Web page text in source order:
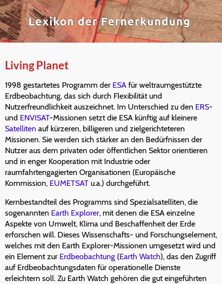
Living Planet
1998 gestartetes Programm der ESA für weltraumgestützte
Erdbeobachtung, das sich durch Flexibilität und
Nutzerfreundlichkeit auszeichnet. Im Unterschied zu den ERS-
und ENVISAT-Missionen setzt die ESA künftig auf kleinere
Satelliten auf kürzeren, billigeren und zielgerichteteren
Missionen. Sie werden sich stärker an den Bedürfnissen der
Nutzer aus dem privaten oder öffentlichen Sektor orientieren
und in enger Kooperation mit Industrie oder
raumfahrtengagierten Organisationen (Europäische
Kommission, EUMETSAT u.a.) durchgeführt.
Kernbestandteil des Programms sind Spezialsatelliten, die
sogenannten Earth Explorer, mit denen die ESA einzelne
Aspekte von Umwelt, Klima und Beschaffenheit der Erde
erforschen will. Dieses Wissenschafts- und Forschungselement,
welches mit den Earth Explorer-Missionen umgesetzt wird und
ein Element zur Erdbeobachtung (Earth Watch), das den Zugriff
auf Erdbeobachtungsdaten für operationelle Dienste
erleichtern soll. Zu Earth Watch gehören die gut eingeführten